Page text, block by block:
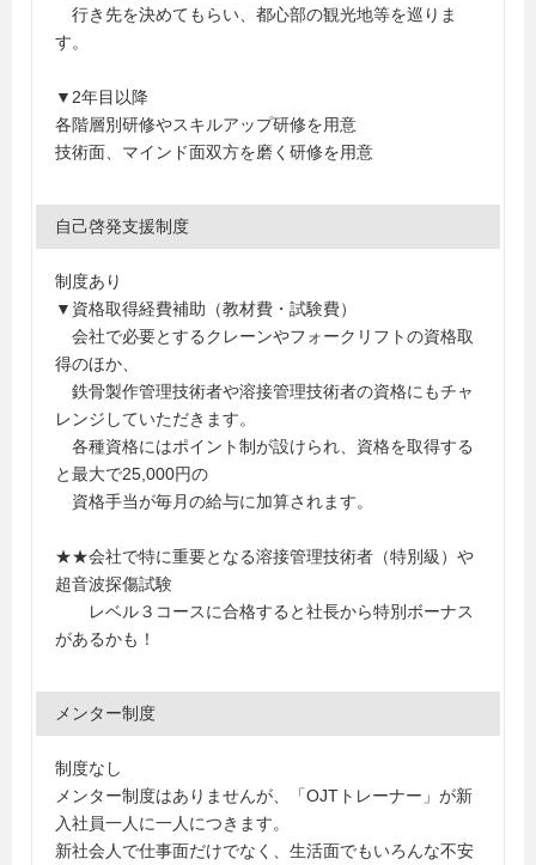
行き先を決めてもらい、都心部の観光地等を巡りま
す。
▼2年目以降
各階層別研修やスキルアップ研修を用意
技術面、マインド面双方を磨く研修を用意
自己啓発支援制度
制度あり
▼資格取得経費補助（教材費・試験費）
会社で必要とするクレーンやフォークリフトの資格取
得のほか、
鉄骨製作管理技術者や溶接管理技術者の資格にもチャ
レンジしていただきます。
各種資格にはポイント制が設けられ、資格を取得する
と最大で25,000円の
資格手当が毎月の給与に加算されます。
★★会社で特に重要となる溶接管理技術者（特別級）や
超音波探傷試験
レベル３コースに合格すると社長から特別ボーナス
があるかも！
メンター制度
制度なし
メンター制度はありませんが、「OJTトレーナー」が新
入社員一人に一人につきます。
新社会人で仕事面だけでなく、生活面でもいろんな不安